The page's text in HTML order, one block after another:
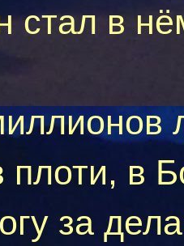
стал в
плоти, в
за